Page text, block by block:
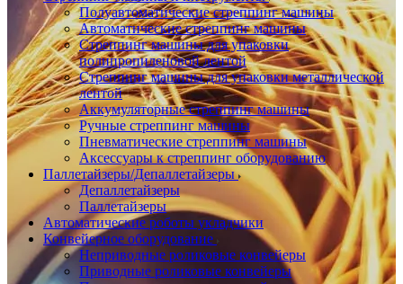
Полуавтоматические стреппинг машины
Автоматические стреппинг машины
Стреппинг машины для упаковки
полипропиленовой лентой
Стреппинг машины для упаковки металлической
лентой
Аккумуляторные стреппинг машины
Ручные стреппинг машины
Пневматические стреппинг машины
Аксессуары к стреппинг оборудованию
Паллетайзеры/Депаллетайзеры
Депаллетайзеры
Паллетайзеры
Автоматические роботы укладчики
Конвейерное оборудование
Неприводные роликовые конвейеры
Приводные роликовые конвейеры